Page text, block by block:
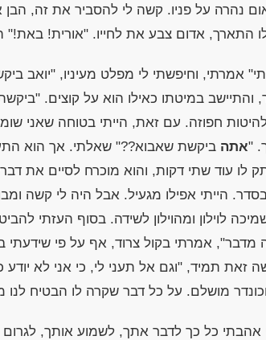
נהרה על פניו. קשה לי להסביר את זה, הבן
התארך, אדום צבע את לחייו. "אורית!
אמרתי, וחיפשתי לי מפלט מעיניו, "יואב
והתיישב במיטתו כאילו הוא על קוצים.
להיטות חפוזה. עם זאת, הייתי בטוחה שאני
"אתה ביקשת שאבוא??" שאלתי. אך הוא
לו עוד שתי דקות, והוא מוכרח לסיים את
הייתי אפילו מגעיל. אבל היה לי קשה
לוילון ומהוילון לשידה. בסוף העזתי
מדבר", אמרתי בקול צרוד, אף על פי שידעתי
זאת תמיד, "וגם אל תעני לי, כי אני לא
מושלם. על כל דבר שקרה לו הבטיח
אהבתי כל כך לדבר אתך, לשמוע אותך,